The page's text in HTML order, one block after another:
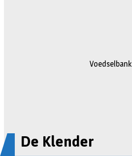
Voedselbank
De Klender